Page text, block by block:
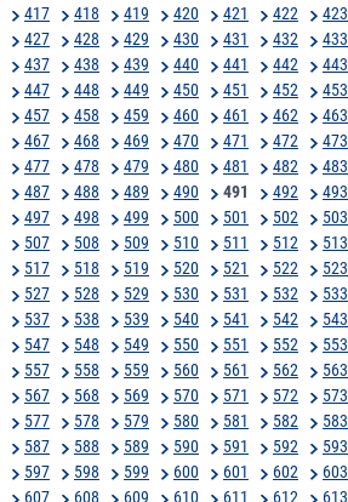
417
418 419 420 421 422 423
427
428 429 430 431 432 433
437
438 439 440 441 442 443
447
448 449 450 451 452 453
457
458 459 460 461 462 463
467
468 469 470 471 472 473
477
478 479 480 481 482 483
487
488 489 490 491 492 493
497
498 499 500 501 502 503
507
508 509 510 511 512 513
517
518 519 520 521 522 523
527
528 529 530 531 532 533
537
538 539 540 541 542 543
547
548 549 550 551 552 553
557
558 559 560 561 562 563
567
568 569 570 571 572 573
577
578 579 580 581 582 583
587
588 589 590 591 592 593
597
598 599 600 601 602 603
607
608 609 610 611 612 613